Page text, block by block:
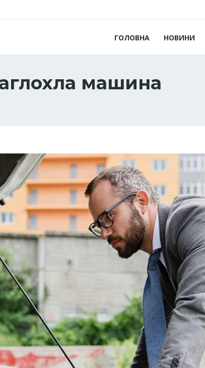
ГОЛОВНА НОВИНИ
машина